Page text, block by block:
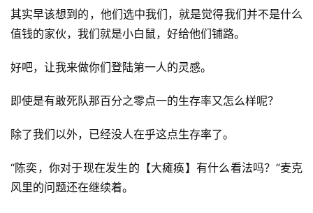
其实早该想到的，他们选中我们，就是觉得我们并不是什么
值钱的家伙，我们就是小白鼠，好给他们铺路。
好吧，让我来做你们登陆第一人的灵感。
即使是有敢死队那百分之零点一的生存率又怎么样呢？
除了我们以外，已经没人在乎这点生存率了。
“陈奕，你对于现在发生的【大瘫痪】有什么看法吗？”麦克
风里的问题还在继续着。